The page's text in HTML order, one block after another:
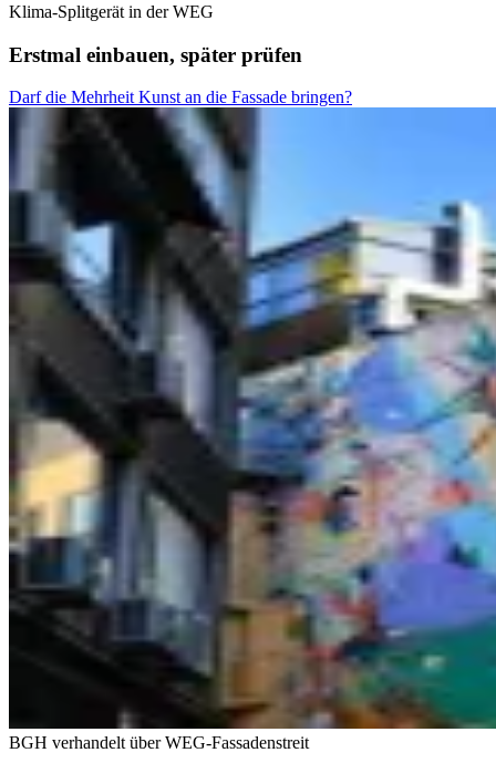
Klima-Splitgerät in der WEG
Erstmal einbauen, später prüfen
Darf die Mehrheit Kunst an die Fassade bringen?
BGH verhandelt über WEG-Fassadenstreit